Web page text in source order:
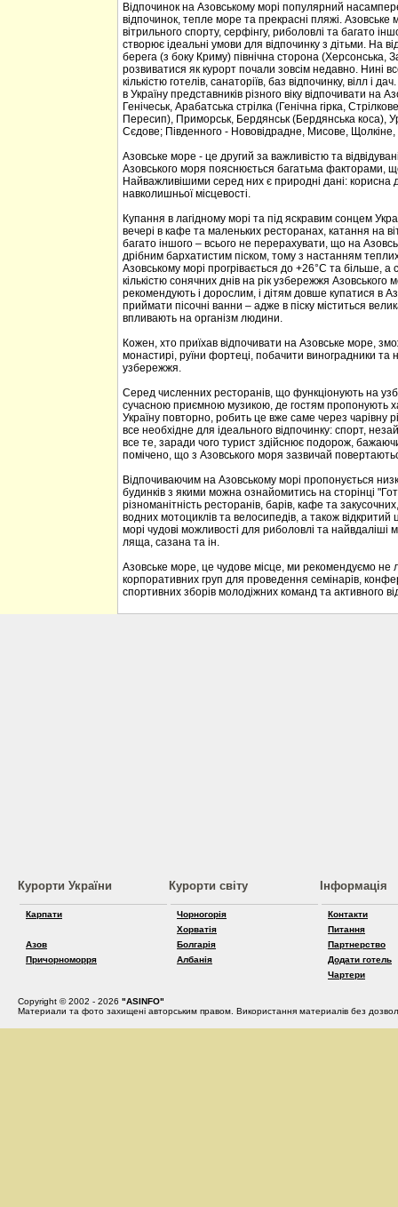
Відпочинок на Азовському морі популярний
відпочинок, тепле море та прекрасні пляжі. Азовське
вітрильного спорту, серфінгу, риболовлі та багато
створює ідеальні умови для відпочинку з дітьми. На
берега (з боку Криму) північна сторона (Херсонська,
розвиватися як курорт почали зовсім недавно. Нині
кількістю готелів, санаторіїв, баз відпочинку, вілл і
в Україну представників різного віку відпочивати на
Генічеськ, Арабатська стрілка (Генічна гірка,
Пересип), Приморськ, Бердянськ (Бердянська коса),
Сєдове; Південного - Нововідрадне, Мисове,
Азовське море - це другий за важливістю та
Азовського моря пояснюється багатьма факторами,
Найважливішими серед них є природні дані: корисна
навколишньої місцевості.
Купання в лагідному морі та під яскравим сонцем
вечері в кафе та маленьких ресторанах, катання на
багато іншого – всього не перерахувати, що на
дрібним бархатистим піском, тому з настанням
Азовському морі прогрівається до +26°С та більше,
кількістю сонячних днів на рік узбережжя
рекомендують і дорослим, і дітям довше купатися в
приймати пісочні ванни – адже в піску міститься
впливають на організм людини.
Кожен, хто приїхав відпочивати на Азовське море,
монастирі, руїни фортеці, побачити виноградники
узбережжя.
Серед численних ресторанів, що функціонують на
сучасною приємною музикою, де гостям пропонують
Україну повторно, робить це вже саме через чарівну
все необхідне для ідеального відпочинку: спорт,
все те, заради чого турист здійснює подорож,
помічено, що з Азовського моря зазвичай
Відпочиваючим на Азовському морі пропонується
будинків з якими можна ознайомитись на сторінці
різноманітність ресторанів, барів, кафе та
водних мотоциклів та велосипедів, а також
морі чудові можливості для риболовлі та
ляща, сазана та ін.
Азовське море, це чудове місце, ми рекомендуємо не
корпоративних груп для проведення семінарів,
спортивних зборів молодіжних команд та активного
Курорти України
Карпати
Азов
Причорноморря
Курорти світу
Чорногорія
Хорватія
Болгарія
Албанія
Інформація
Контакти
Питання
Партнерство
Додати готель
Чартери
Copyright © 2002 - 2026 "ASINFO"
Материали та фото захищені авторським правом. Використання материалів без